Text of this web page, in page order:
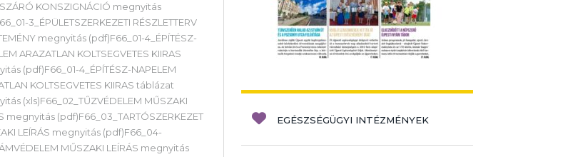
KONSZIGNÁCIÓ megnyitás
3_ÉPÜLETSZERKEZETI RÉSZLETTERV
megnyitás (pdf)F66_01-4_ÉPÍTÉSZ-
ARAZATLAN KOLTSEGVETES KIIRAS
(pdf)F66_01-4_ÉPÍTÉSZ-NAPELEM
KOLTSEGVETES KIIRAS táblázat
(xls)F66_02_TŰZVÉDELEM MŰSZAKI
megnyitás (pdf)F66_03_TARTÓSZERKEZET
LEÍRÁS megnyitás (pdf)F66_04-
MŰSZAKI LEÍRÁS megnyitás
EGÉSZSÉGÜGYI INTÉZMÉNYEK